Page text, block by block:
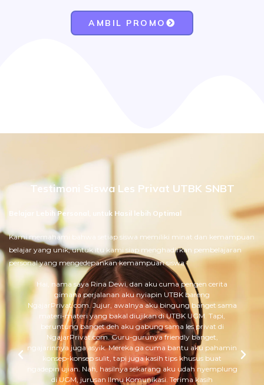
AMBIL PROMO
Testimoni Siswa Les Privat UTBK SNBT
Belajar Lebih Personal, untuk Hasil lebih Optimal
Kami memahami bahwa setiap siswa memiliki minat dan kemampuan
belajar yang unik, untuk itu kami siap menghadirkan pembelajaran
personal yang mengedepankan kemampuan siswa
Hai, nama saya Rina Dewi, dan aku cuma pengen cerita
gimana perjalanan aku nyiapin UTBK bareng
NgajarPrivat.com. Jujur, awalnya aku bingung banget sama
materi-materi yang bakal diujikan di UTBK UGM. Tapi,
beruntung banget deh aku gabung sama les privat di
NgajarPrivat.com. Guru-gurunya friendly banget,
ngajarinnya juga asyik. Mereka ga cuma bantu aku pahamin
konsep-konsep sulit, tapi juga kasih tips khusus buat
ngadepin ujian. Nah, hasilnya sekarang aku udah nyemplung
di UGM, jurusan Ilmu Komunikasi. Terima kasih